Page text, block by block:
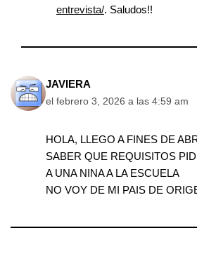
entrevista/. Saludos!!
JAVIERA
el febrero 3, 2026 a las 4:59 am
HOLA, LLEGO A FINES DE
SABER QUE REQUISITOS
A UNA NINA A LA ESCUELA
NO VOY DE MI PAIS DE